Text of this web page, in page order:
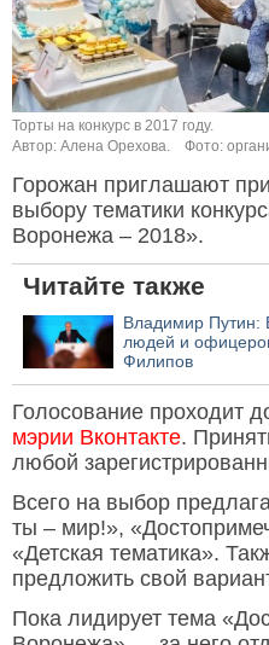
Торты на конкурс в 2017 году.
Автор: Алена Орехова.
Фото:
Горожан приглашают
выбору тематики
Воронежа – 2018».
Читайте также
Владимир Путин:
людей и
Филипов
Голосование проходит
мэрии Вконтакте.
любой
Всего на выбор
ты – мир!»,
«Детская тематика».
предложить свой
Пока лидирует тема